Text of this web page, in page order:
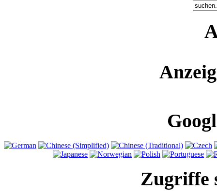
Zugriffe